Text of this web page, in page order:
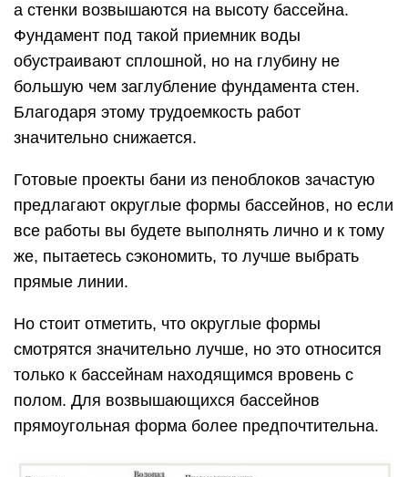
а стенки возвышаются на высоту бассейна.
Фундамент под такой приемник воды
обустраивают сплошной, но на глубину не
большую чем заглубление фундамента стен.
Благодаря этому трудоемкость работ
значительно снижается.
Готовые проекты бани из пеноблоков зачастую
предлагают округлые формы бассейнов, но если
все работы вы будете выполнять лично и к тому
же, пытаетесь сэкономить, то лучше выбрать
прямые линии.
Но стоит отметить, что округлые формы
смотрятся значительно лучше, но это относится
только к бассейнам находящимся вровень с
полом. Для возвышающихся бассейнов
прямоугольная форма более предпочтительна.